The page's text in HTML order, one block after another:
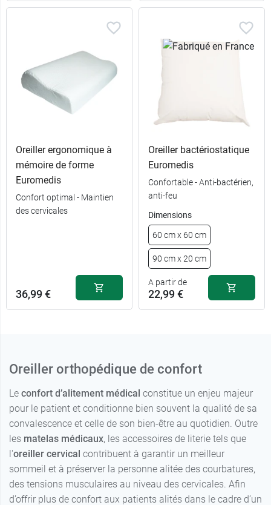
Oreiller ergonomique à
mémoire de forme
Euromedis
Confort optimal - Maintien
des cervicales
36,99 €
Oreiller bactériostatique
Euromedis
Confortable - Anti-bactérien,
anti-feu
Dimensions
60 cm x 60 cm
90 cm x 20 cm
A partir de
22,99 €
Oreiller orthopédique de confort
Le confort d’alitement médical constitue un enjeu majeur
pour le patient et conditionne bien souvent la qualité de sa
convalescence et celle de son bien-être au quotidien. Outre
les matelas médicaux, les accessoires de literie tels que
l'oreiller cervical contribuent à garantir un meilleur
sommeil et à préserver la personne alitée des courbatures,
des tensions musculaires au niveau des cervicales. Afin
d’offrir plus de confort aux patients alités dans le cadre d’un